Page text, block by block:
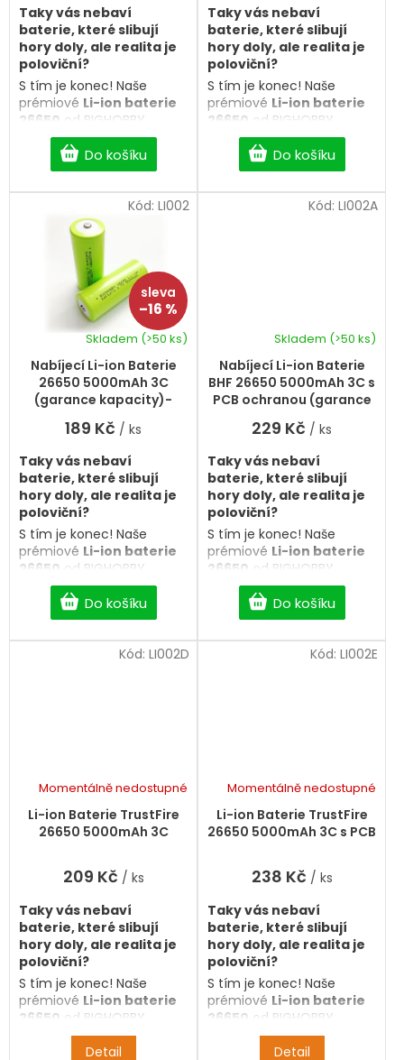
hvězdiček.
Do košíku
Taky vás nebaví
baterie, které slibují
hory doly, ale realita je
poloviční?
S tím je konec! Naše
prémiové Li-ion baterie
26650 od BIGHOBBY
přicházejí s100% garancí
kapacity . Co je napsáno
na článku, to dostanete i v
realitě. Žádné triky, jen
čistý a spolehlivý výkon
pro vaše svítilny, modely a
elektroniku.
hvězdiček.
Do košíku
Taky vás nebaví
baterie, které slibují
hory doly, ale realita je
poloviční?
S tím je konec! Naše
prémiové Li-ion baterie
26650 od BIGHOBBY
přicházejí s100% garancí
kapacity . Co je napsáno
na článku, to dostanete i v
realitě. Žádné triky, jen
čistý a spolehlivý výkon
–16 %
Nabíjecí Li-ion Baterie
26650 5000mAh 3C
(garance kapacity)-
Buttom Top
Skladem (>50 ks)
189 Kč / ks
Do košíku
Taky vás nebaví
baterie, které slibují
hory doly, ale realita je
poloviční?
S tím je konec! Naše
prémiové Li-ion baterie
26650 od BIGHOBBY
přicházejí s100% garancí
kapacity . Co je napsáno
na článku, to dostanete i v
realitě. Žádné triky, jen
čistý a spolehlivý výkon
Kód: LI002
Nabíjecí Li-ion Baterie
BHF 26650 5000mAh 3C s
PCB ochranou (garance
kapacity)
hodnocení
produktu
je
hvězdiček.
Skladem (>50 ks)
229 Kč / ks
Do košíku
Taky vás nebaví
baterie, které slibují
hory doly, ale realita je
poloviční?
S tím je konec! Naše
prémiové Li-ion baterie
26650 od BIGHOBBY
přicházejí s100% garancí
kapacity . Co je napsáno
na článku, to dostanete i v
realitě. Žádné triky, jen
čistý a spolehlivý výkon
Kód: LI002A
Li-ion Baterie TrustFire
26650 5000mAh 3C
Momentálně nedostupné
209 Kč / ks
Detail
Taky vás nebaví
baterie, které slibují
hory doly, ale realita je
poloviční?
S tím je konec! Naše
prémiové Li-ion baterie
26650 od BIGHOBBY
přicházejí s100% garancí
. Co je napsáno
Kód: LI002D
Li-ion Baterie TrustFire
26650 5000mAh 3C s PCB
Momentálně nedostupné
238 Kč / ks
Detail
Taky vás nebaví
baterie, které slibují
hory doly, ale realita je
poloviční?
S tím je konec! Naše
prémiové Li-ion baterie
26650 od BIGHOBBY
přicházejí s100% garancí
. Co je napsáno
Kód: LI002E